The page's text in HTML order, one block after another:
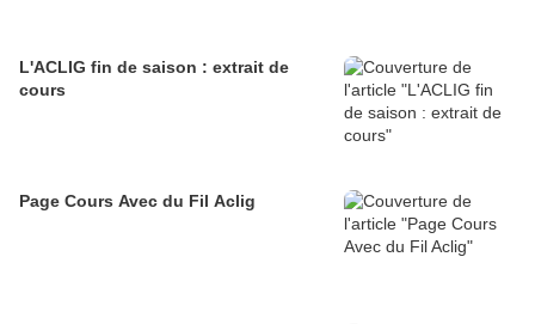
L'ACLIG fin de saison : extrait de
cours
Page Cours Avec du Fil Aclig